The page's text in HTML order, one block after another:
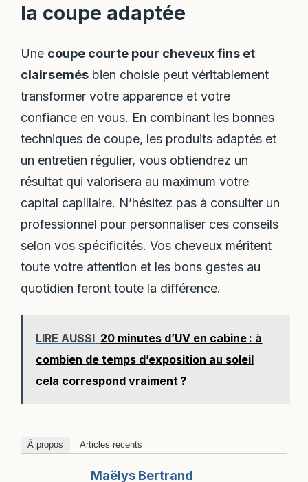
la coupe adaptée
Une coupe courte pour cheveux fins et
clairsemés bien choisie peut véritablement
transformer votre apparence et votre
confiance en vous. En combinant les bonnes
techniques de coupe, les produits adaptés et
un entretien régulier, vous obtiendrez un
résultat qui valorisera au maximum votre
capital capillaire. N’hésitez pas à consulter un
professionnel pour personnaliser ces conseils
selon vos spécificités. Vos cheveux méritent
toute votre attention et les bons gestes au
quotidien feront toute la différence.
LIRE AUSSI 20 minutes d’UV en cabine : à
combien de temps d’exposition au soleil
cela correspond vraiment ?
À propos Articles récents
Maëlys Bertrand